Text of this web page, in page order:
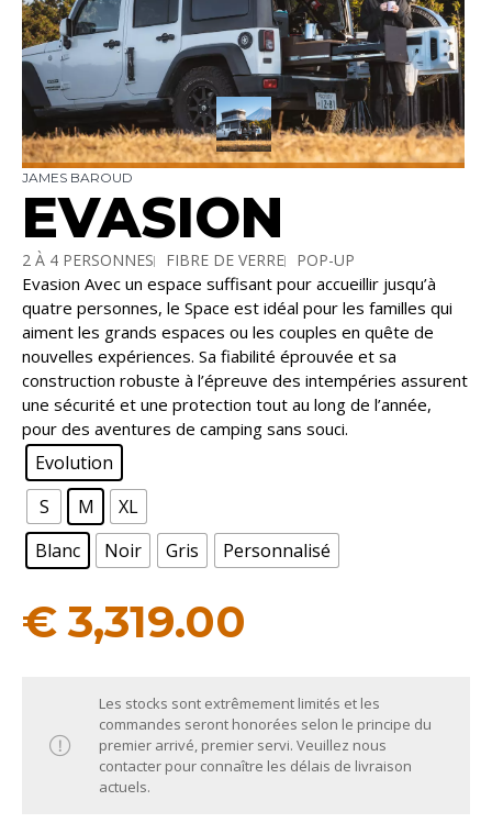
JAMES BAROUD
EVASION
2 À 4 PERSONNES FIBRE DE VERRE
POP-UP
SÉCURITÉ TOUTE L'ANNÉE
Evasion Avec un espace suffisant pour accueillir jusqu’à
quatre personnes, le Space est idéal pour les familles qui
aiment les grands espaces ou les couples en quête de
nouvelles expériences. Sa fiabilité éprouvée et sa
construction robuste à l’épreuve des intempéries assurent
une sécurité et une protection tout au long de l’année,
pour des aventures de camping sans souci.
Evolution
S
M
XL
Blanc
Noir Gris Personnalisé
€ 3,319.00
Les stocks sont extrêmement limités et les
commandes seront honorées selon le principe du
premier arrivé, premier servi. Veuillez nous
contacter pour connaître les délais de livraison
actuels.